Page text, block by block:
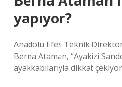
yapıyor?
Anadolu Efes Teknik
Berna Ataman, “Ayakizi
ayakkabılarıyla dikkat